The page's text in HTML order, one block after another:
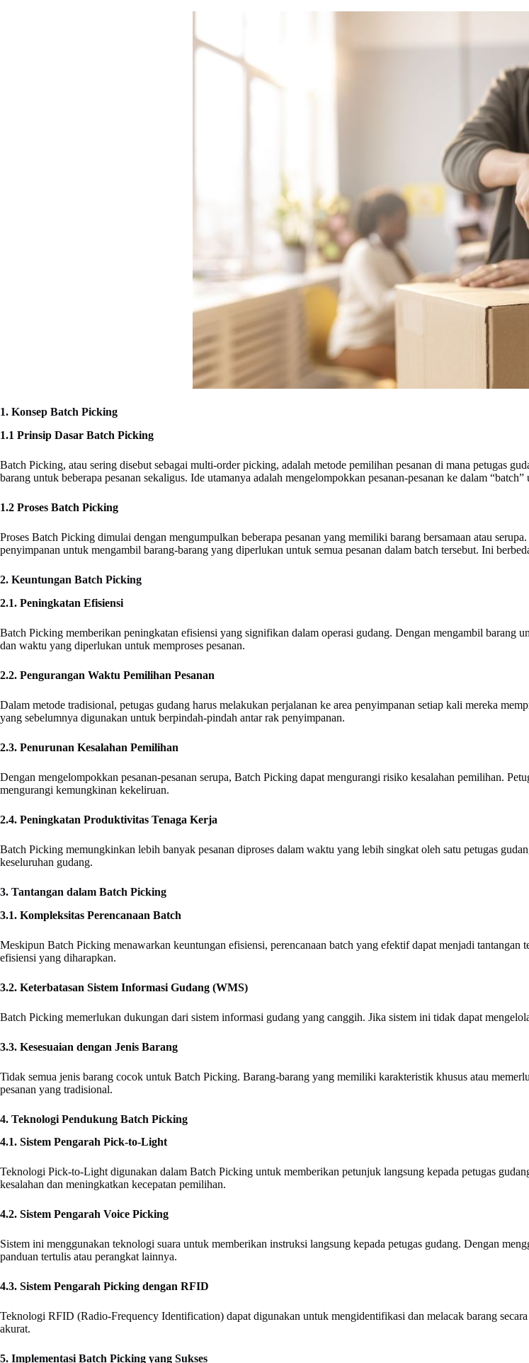
1. Konsep Batch Picking
1.1 Prinsip Dasar Batch Picking
Batch Picking, atau sering disebut sebagai multi-order picking, adalah metode pemilihan pesanan di mana petugas
barang untuk beberapa pesanan sekaligus. Ide utamanya adalah mengelompokkan pesanan-pesanan ke dalam
1.2 Proses Batch Picking
Proses Batch Picking dimulai dengan mengumpulkan beberapa pesanan yang memiliki barang bersamaan atau
penyimpanan untuk mengambil barang-barang yang diperlukan untuk semua pesanan dalam batch tersebut. Ini
2. Keuntungan Batch Picking
2.1. Peningkatan Efisiensi
Batch Picking memberikan peningkatan efisiensi yang signifikan dalam operasi gudang. Dengan mengambil barang
dan waktu yang diperlukan untuk memproses pesanan.
2.2. Pengurangan Waktu Pemilihan Pesanan
Dalam metode tradisional, petugas gudang harus melakukan perjalanan ke area penyimpanan setiap kali mereka
yang sebelumnya digunakan untuk berpindah-pindah antar rak penyimpanan.
2.3. Penurunan Kesalahan Pemilihan
Dengan mengelompokkan pesanan-pesanan serupa, Batch Picking dapat mengurangi risiko kesalahan pemilihan.
mengurangi kemungkinan kekeliruan.
2.4. Peningkatan Produktivitas Tenaga Kerja
Batch Picking memungkinkan lebih banyak pesanan diproses dalam waktu yang lebih singkat oleh satu petugas
keseluruhan gudang.
3. Tantangan dalam Batch Picking
3.1. Kompleksitas Perencanaan Batch
Meskipun Batch Picking menawarkan keuntungan efisiensi, perencanaan batch yang efektif dapat menjadi
efisiensi yang diharapkan.
3.2. Keterbatasan Sistem Informasi Gudang (WMS)
Batch Picking memerlukan dukungan dari sistem informasi gudang yang canggih. Jika sistem ini tidak dapat
3.3. Kesesuaian dengan Jenis Barang
Tidak semua jenis barang cocok untuk Batch Picking. Barang-barang yang memiliki karakteristik khusus atau
pesanan yang tradisional.
4. Teknologi Pendukung Batch Picking
4.1. Sistem Pengarah Pick-to-Light
Teknologi Pick-to-Light digunakan dalam Batch Picking untuk memberikan petunjuk langsung kepada petugas
kesalahan dan meningkatkan kecepatan pemilihan.
4.2. Sistem Pengarah Voice Picking
Sistem ini menggunakan teknologi suara untuk memberikan instruksi langsung kepada petugas gudang. Dengan
panduan tertulis atau perangkat lainnya.
4.3. Sistem Pengarah Picking dengan RFID
Teknologi RFID (Radio-Frequency Identification) dapat digunakan untuk mengidentifikasi dan melacak barang
akurat.
5. Implementasi Batch Picking yang Sukses